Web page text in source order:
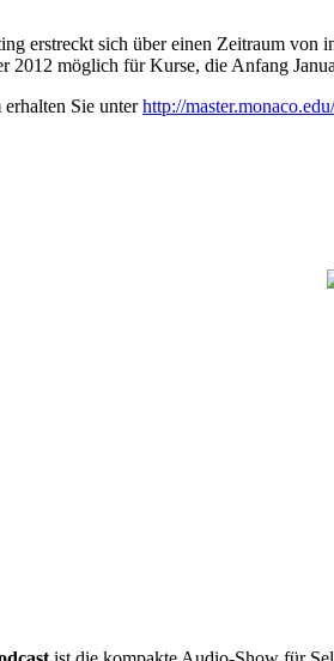
erstreckt sich über einen Zeitraum
2012 möglich für Kurse, die Anfang
Sie unterhttp://